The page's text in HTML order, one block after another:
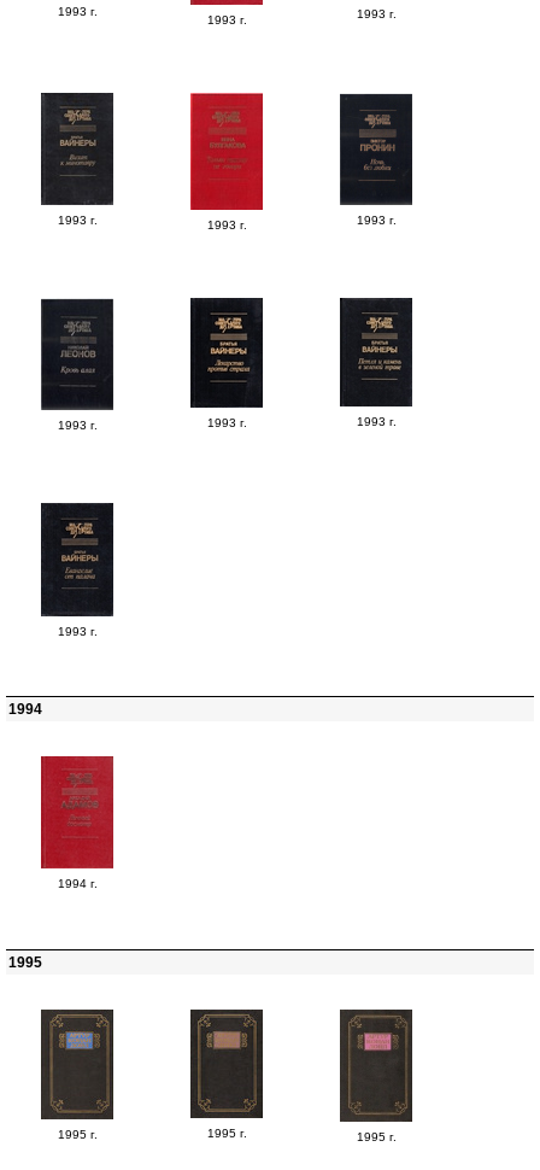
1993 г.
1993 г. 1993 г.
1993 г. 1993 г. 1993 г.
1993 г. 1993 г. 1993 г.
1993 г.
1994
1994 г.
1995
1995 г. 1995 г. 1995 г.